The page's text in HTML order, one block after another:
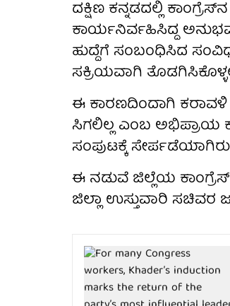
ದಕ್ಷಿಣ ಕನ್ನಡದಲ್ಲಿ
ಕಾರ್ಯನಿರ್ವಹಿಸಿದ್ದ
ಹುದ್ದೆಗೆ ಸಂಬಂಧಿಸಿದ
ಸಕ್ರಿಯವಾಗಿ
ಈ ಕಾರಣದಿಂದಾಗಿ ಕರಾವಳಿ
ಸಿಗಲಿಲ್ಲ ಎಂಬ ಅಭಿಪ್ರಾಯ
ಸಂಪುಟಕ್ಕೆ
ಈ ನಡುವೆ ಜಿಲ್ಲೆಯ
ಜಿಲ್ಲಾ ಉಸ್ತುವಾರಿ ಸಚಿವರ